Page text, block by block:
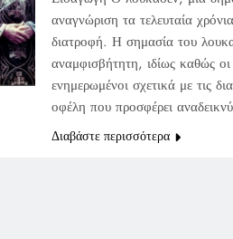
αναγνώριση τα τελευταία
διατροφή. Η σημασία του
αναμφισβήτητη, ιδίως καθώς
ενημερωμένοι σχετικά με τις
οφέλη που προσφέρει
Διαβάστε περισσότερα